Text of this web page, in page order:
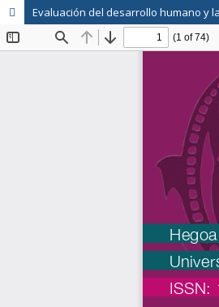
Evaluación del desarrollo humano y